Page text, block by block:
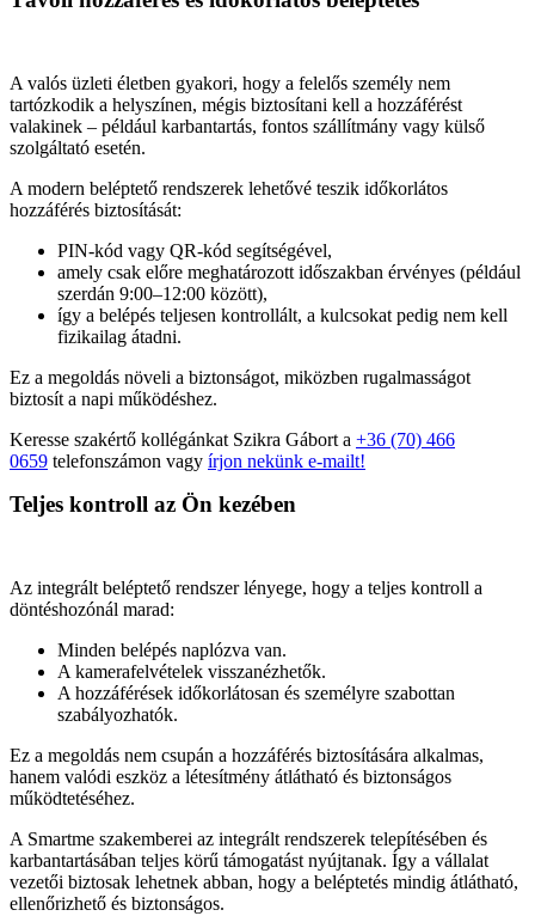
A valós üzleti életben gyakori, hogy a felelős személy nem
tartózkodik a helyszínen, mégis biztosítani kell a hozzáférést
valakinek – például karbantartás, fontos szállítmány vagy külső
szolgáltató esetén.
A modern beléptető rendszerek lehetővé teszik időkorlátos
hozzáférés biztosítását:
PIN-kód vagy QR-kód segítségével,
amely csak előre meghatározott időszakban érvényes (például
szerdán 9:00–12:00 között),
így a belépés teljesen kontrollált, a kulcsokat pedig nem kell
fizikailag átadni.
Ez a megoldás növeli a biztonságot, miközben rugalmasságot
biztosít a napi működéshez.
Keresse szakértő kollégánkat Szikra Gábort a +36 (70) 466
0659 telefonszámon vagy írjon nekünk e-mailt!
Teljes kontroll az Ön kezében
Az integrált beléptető rendszer lényege, hogy a teljes kontroll a
döntéshozónál marad:
Minden belépés naplózva van.
A kamerafelvételek visszanézhetők.
A hozzáférések időkorlátosan és személyre szabottan
szabályozhatók.
Ez a megoldás nem csupán a hozzáférés biztosítására alkalmas,
hanem valódi eszköz a létesítmény átlátható és biztonságos
működtetéséhez.
A Smartme szakemberei az integrált rendszerek telepítésében és
karbantartásában teljes körű támogatást nyújtanak. Így a vállalat
vezetői biztosak lehetnek abban, hogy a beléptetés mindig átlátható,
ellenőrizhető és biztonságos.